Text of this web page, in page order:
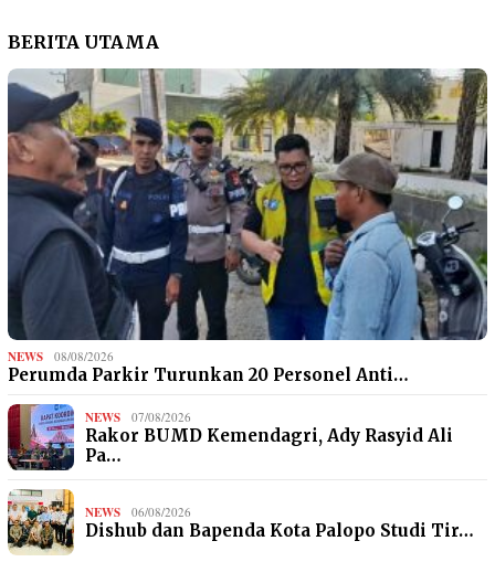
BERITA UTAMA
NEWS 08/08/2026
Perumda Parkir Turunkan 20 Personel Anti…
NEWS 07/08/2026
Rakor BUMD Kemendagri, Ady Rasyid Ali
Pa…
NEWS 06/08/2026
Dishub dan Bapenda Kota Palopo Studi Tir…